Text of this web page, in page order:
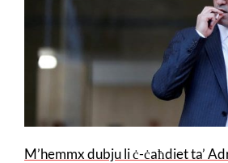
M’hemmx dubju li ċ-ċaħdiet ta’